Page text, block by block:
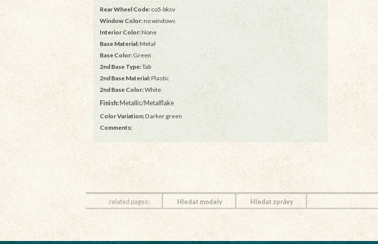
Rear Wheel Code:co5-bksv
Window Color:no windows
Interior Color:None
Base Material:Metal
Base Color:Green
2nd Base Type:Tab
2nd Base Material:Plastic
2nd Base Color:White
Finish:Metallic/Metalflake
Color Variation:Darker green
Comments:
related pages: Hledat modely Hledat zprávy